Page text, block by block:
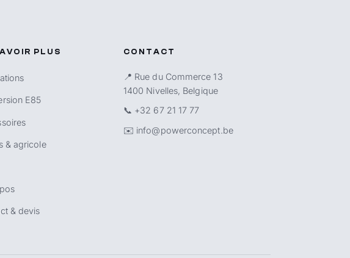
PLUS
E85
& agricole
& devis
CONTACT
📍 Rue du Commerce 13
1400 Nivelles, Belgique
📞 +32 67 21 17 77
✉️ info@powerconcept.be